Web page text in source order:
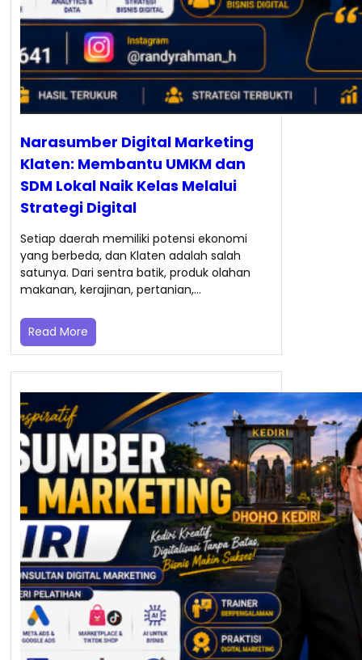
Narasumber Digital Marketing
Klaten: Membantu UMKM dan
SDM Lokal Naik Kelas Melalui
Strategi Digital
Setiap daerah memiliki potensi ekonomi
yang berbeda, dan Klaten adalah salah
satunya. Dari sentra batik, produk olahan
makanan, kerajinan, pertanian,…
Read More